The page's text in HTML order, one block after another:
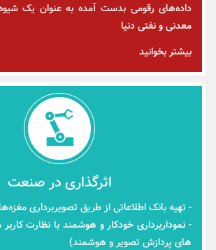
داده‌های رقومی بدست آمده به عنوان یک
معدنی و نفتی دنیا
بیشتر بخوانید
- تهیه بانک اطلاعاتی از طریق تصویربرداری
- نموداربرداری خودکار و هوشمند با نظارت
های پردازش تصویر و هوشمند)
اثرگذاری در صنعت